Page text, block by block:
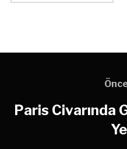
Paris Civarında